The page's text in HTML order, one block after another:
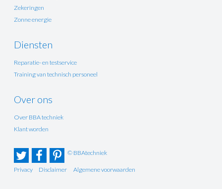
Zekeringen
Zonne energie
Diensten
Reparatie- en testservice
Training van technisch personeel
Over ons
Over BBA techniek
Klant worden
© BBAtechniek
Privacy Disclaimer Algemene voorwaarden